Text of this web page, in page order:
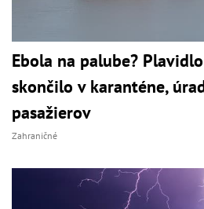
Ebola na palube?
skončilo v karanténe,
pasažierov
Zahraničné